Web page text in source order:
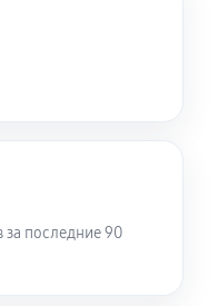
за последние 90